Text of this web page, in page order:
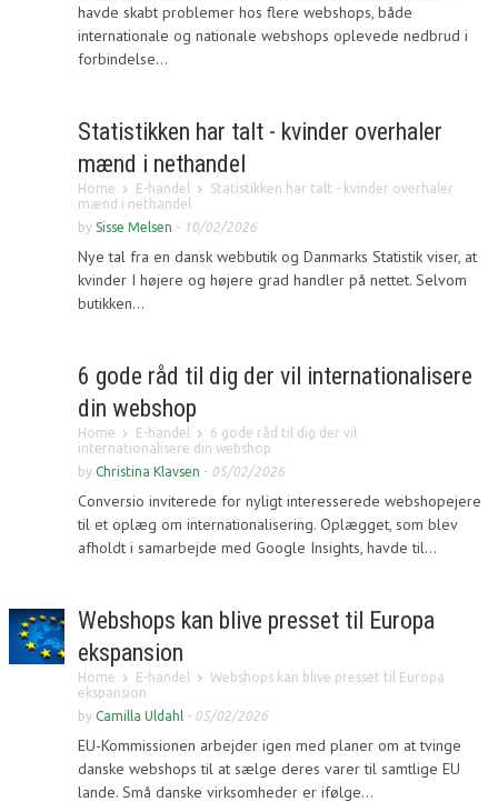
havde skabt problemer hos flere webshops, både
internationale og nationale webshops oplevede nedbrud i
forbindelse...
Statistikken har talt - kvinder overhaler
mænd i nethandel
Home E-handel
Statistikken har talt - kvinder overhaler
mænd i nethandel
by Sisse Melsen - 10/02/2026
Nye tal fra en dansk webbutik og Danmarks Statistik viser, at
kvinder I højere og højere grad handler på nettet. Selvom
butikken...
6 gode råd til dig der vil internationalisere
din webshop
Home E-handel
6 gode råd til dig der vil
internationalisere din webshop
by Christina Klavsen - 05/02/2026
Conversio inviterede for nyligt interesserede webshopejere
til et oplæg om internationalisering. Oplægget, som blev
afholdt i samarbejde med Google Insights, havde til...
Webshops kan blive presset til Europa
ekspansion
Home E-handel
Webshops kan blive presset til Europa
ekspansion
by Camilla Uldahl - 05/02/2026
EU-Kommissionen arbejder igen med planer om at tvinge
danske webshops til at sælge deres varer til samtlige EU
lande. Små danske virksomheder er ifølge...